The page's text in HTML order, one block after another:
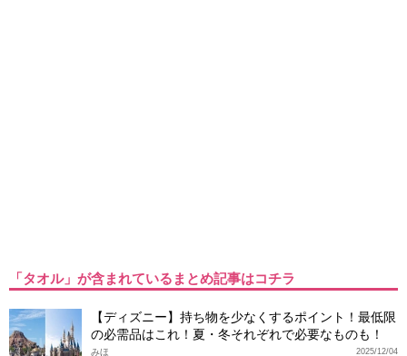
「タオル」が含まれているまとめ記事はコチラ
【ディズニー】持ち物を少なくするポイント！最低限
の必需品はこれ！夏・冬それぞれで必要なものも！
2025/12/04
みほ